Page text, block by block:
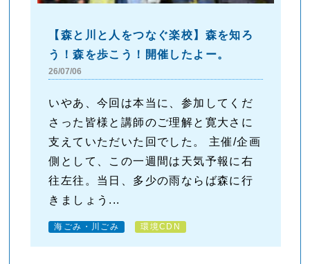
【森と川と人をつなぐ楽校】森を知ろ
う！森を歩こう！開催したよー。
26/07/06
いやあ、今回は本当に、参加してくだ
さった皆様と講師のご理解と寛大さに
支えていただいた回でした。 主催/企画
側として、この一週間は天気予報に右
往左往。当日、多少の雨ならば森に行
きましょう...
海ごみ・川ごみ 環境CDN